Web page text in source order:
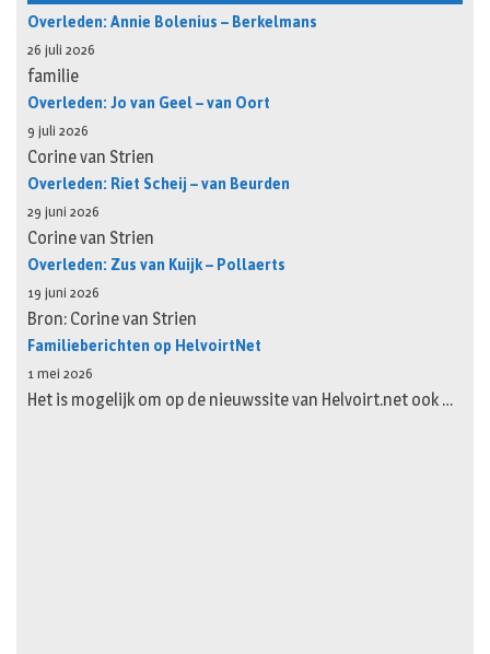
Overleden: Annie Bolenius – Berkelmans
26 juli 2026
familie
Overleden: Jo van Geel – van Oort
9 juli 2026
Corine van Strien
Overleden: Riet Scheij – van Beurden
29 juni 2026
Corine van Strien
Overleden: Zus van Kuijk – Pollaerts
19 juni 2026
Bron: Corine van Strien
Familieberichten op HelvoirtNet
1 mei 2026
Het is mogelijk om op de nieuwssite van Helvoirt.net ook …